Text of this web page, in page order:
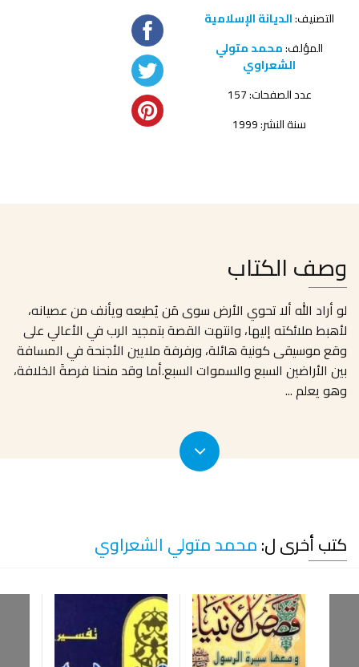
التصنيف:الديانة الإسلامية
المؤلف:محمد متولي
الشعراوي
عدد الصفحات: 157
سنة النشر: 1999
وصف الكتاب
لو أراد الله ألا تحوي الأرض سوى مَن يُطيعه ويأنف من عصيانه،
لأهبط ملائكته إليها، وانتهت القصة بتمجيد الرب في الأعالي على
وقع موسيقى كونية هائلة، ورفرفة ملايين الأجنحة في المسافة
بين الأراضين السبع والسموات السبع.أما وقد منحنا فرصةَ الخلافة،
وهو يعلم...
كتب أخرى ل:محمد متولي الشعراوي